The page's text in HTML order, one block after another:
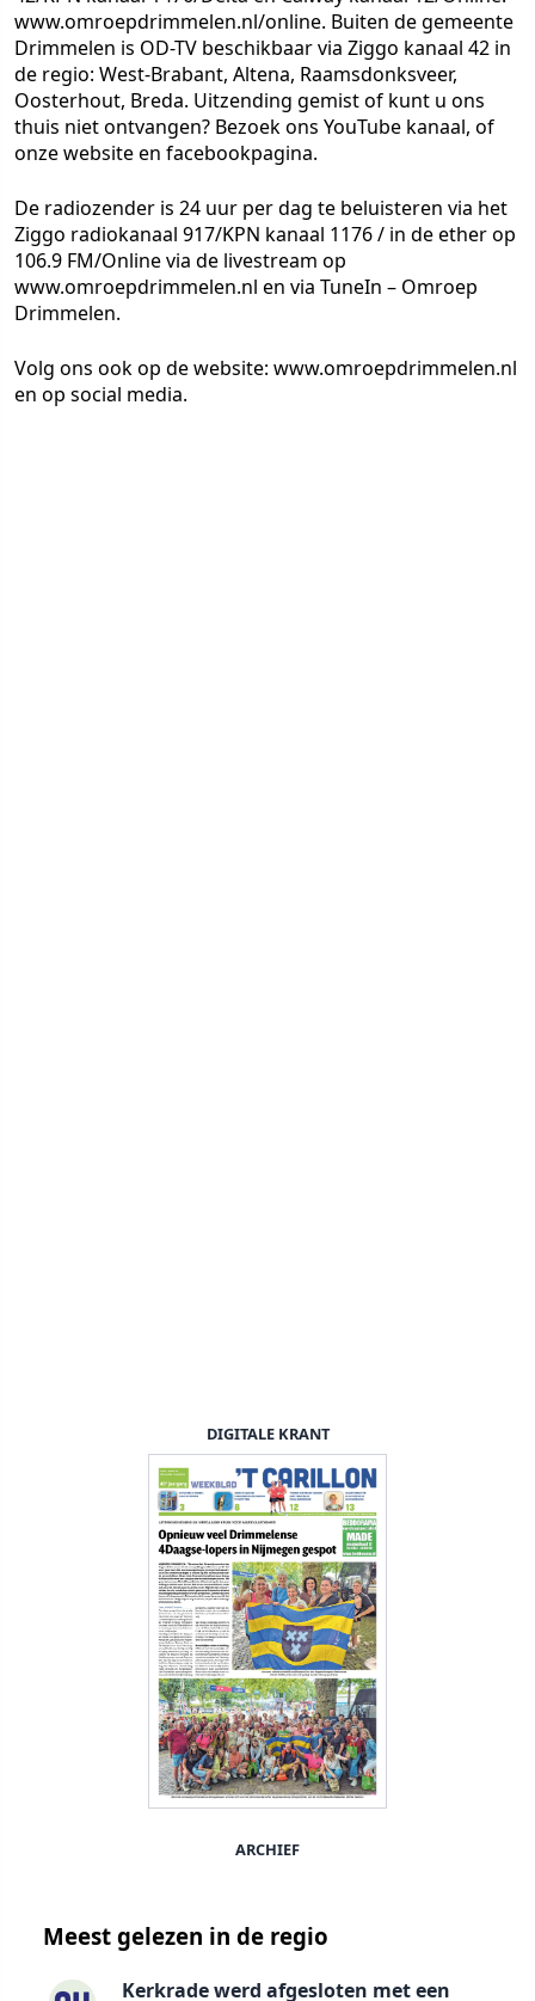
www.omroepdrimmelen.nl/online. Buiten de gemeente
Drimmelen is OD-TV beschikbaar via Ziggo kanaal 42 in
de regio: West-Brabant, Altena, Raamsdonksveer,
Oosterhout, Breda. Uitzending gemist of kunt u ons
thuis niet ontvangen? Bezoek ons YouTube kanaal, of
onze website en facebookpagina.
De radiozender is 24 uur per dag te beluisteren via het
Ziggo radiokanaal 917/KPN kanaal 1176 / in de ether op
106.9 FM/Online via de livestream op
www.omroepdrimmelen.nl en via TuneIn – Omroep
Drimmelen.
Volg ons ook op de website: www.omroepdrimmelen.nl
en op social media.
DIGITALE KRANT
ARCHIEF
Meest gelezen in de regio
Kerkrade werd afgesloten met een